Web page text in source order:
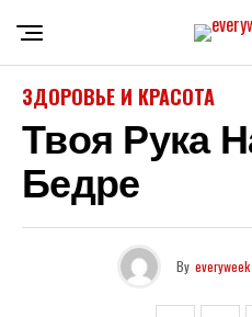
ЗДОРОВЬЕ И КРАСОТА
Твоя Рука
Бедре
By everyweek